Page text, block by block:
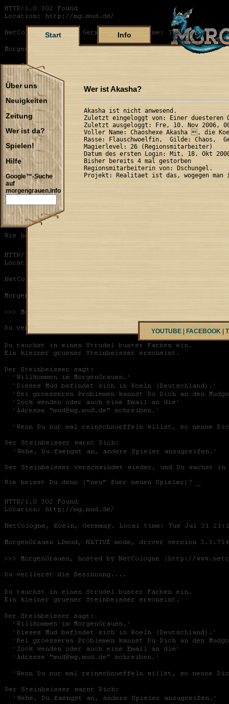
Start Info
Über uns
Neuigkeiten
Zeitung
Wer ist da?
Spielen!
Hilfe
Google™-Suche
auf
morgengrauen.info
Wer ist Akasha?
Akasha ist nicht anwesend.
Zuletzt eingeloggt von: Einer
Zuletzt ausgeloggt: Fre, 10. Nov 2006,
Voller Name: Chaoshexe Akasha , die
Rasse: Flauschwoelfin,  Gilde: Chaos,
Magierlevel: 26 (Regionsmitarbeiter)
Datum des ersten Login: Mit, 18. Okt
Bisher bereits 4 mal gestorben
Regionsmitarbeiterin von: Dschungel.
YOUTUBE FACEBOOK